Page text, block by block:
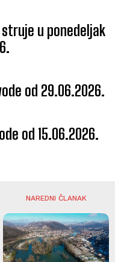
u ponedeljak
od 29.06.2026.
od 15.06.2026.
NAREDNI ČLANAK